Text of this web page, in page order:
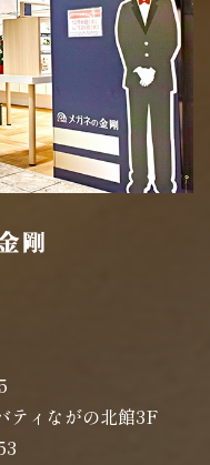
ティながの北館3F